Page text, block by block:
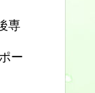
専
ー